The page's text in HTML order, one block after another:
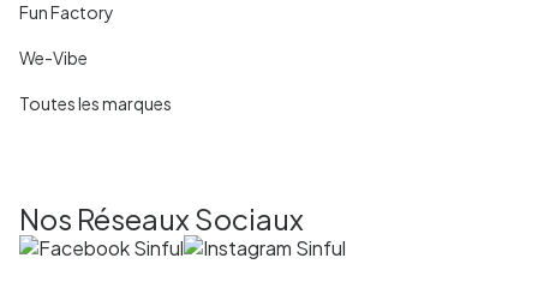
Fun Factory
We-Vibe
Toutes les marques
Nos Réseaux Sociaux